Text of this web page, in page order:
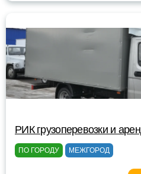
РИК грузоперевозки и
ПО ГОРОДУ МЕЖГОРОД